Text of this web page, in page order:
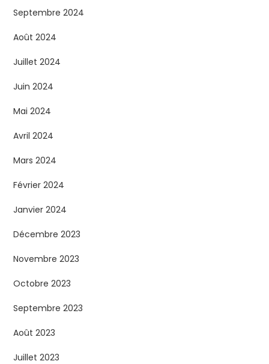
Septembre 2024
Août 2024
Juillet 2024
Juin 2024
Mai 2024
Avril 2024
Mars 2024
Février 2024
Janvier 2024
Décembre 2023
Novembre 2023
Octobre 2023
Septembre 2023
Août 2023
Juillet 2023